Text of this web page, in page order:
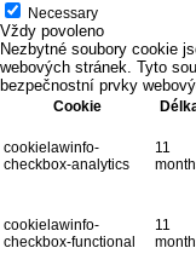
Necessary
Vždy povoleno
Nezbytné soubory cookie
webových stránek. Tyto
bezpečnostní prvky
Cookie
cookielawinfo-
checkbox-analytics
11
cookielawinfo-
checkbox-functional
11